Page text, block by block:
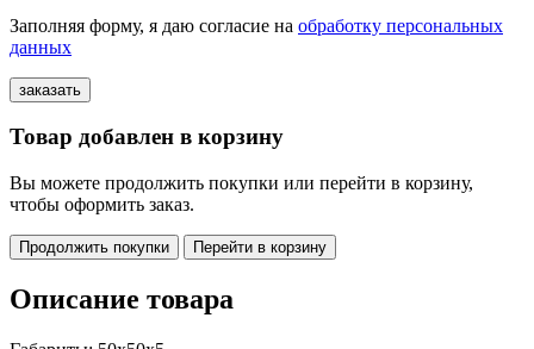
Заполняя форму, я даю согласие на обработку персональных
данных
Товар добавлен в корзину
Вы можете продолжить покупки или перейти в корзину,
чтобы оформить заказ.
Продолжить покупки Перейти в корзину
Описание товара